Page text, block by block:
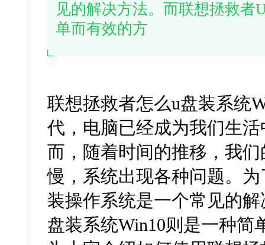
见的解决方法。而联想拯救者
单而有效的方
联想拯救者怎么u盘装系统
代，电脑已经成为我们生
而，随着时间的推移，我
慢，系统出现各种问题。
装操作系统是一个常见的
盘装系统Win10则是一种简